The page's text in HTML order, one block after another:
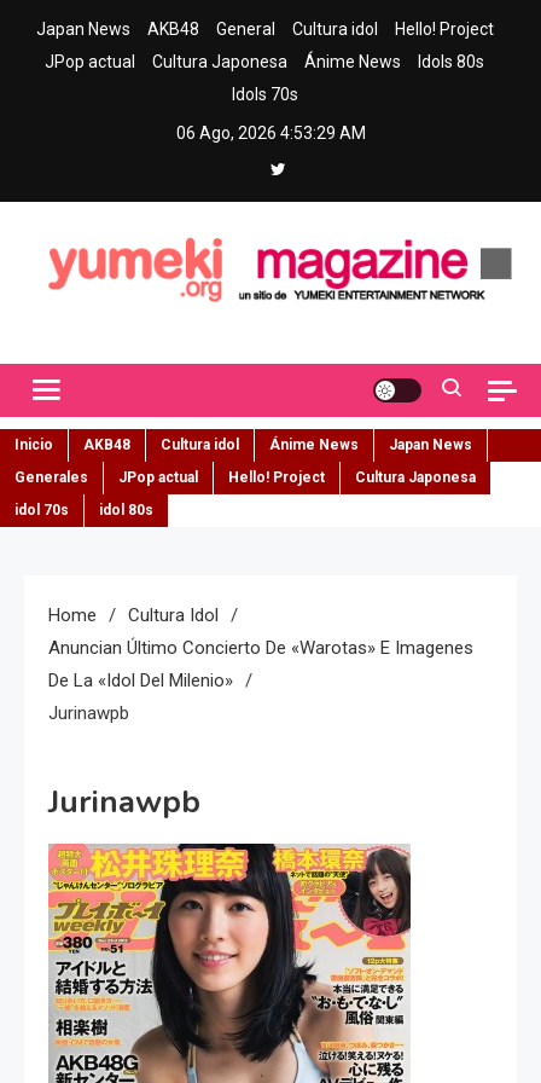
Japan News AKB48 General Cultura idol
Hello! Project
JPop actual
Cultura Japonesa Ánime News
Idols 80s
Idols 70s
06 Ago, 2026 4:53:30 AM
Inicio AKB48 Cultura idol Ánime News
Japan News
Generales
JPop actual Hello! Project
Cultura Japonesa
idol 70s
idol 80s
Home
Cultura Idol
Anuncian Último Concierto De «Warotas» E Imagenes
De La «idol Del Milenio»
Jurinawpb
Jurinawpb